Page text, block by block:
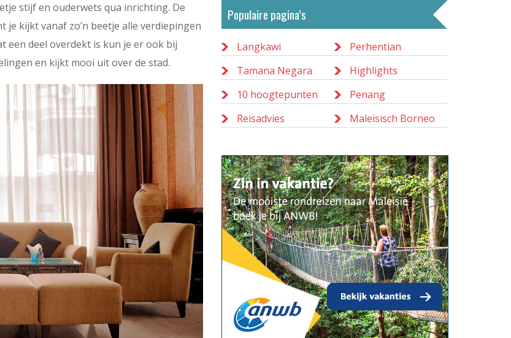
stijf en ouderwets qua inrichting. De
kijkt vanaf zo’n beetje alle verdiepingen
een deel overdekt is kun je er ook bij
en kijkt mooi uit over de stad.
Populaire pagina’s
Langkawi
Perhentian
Tamana Negara
Highlights
10 hoogtepunten
Penang
Reisadvies
Maleisisch Borneo